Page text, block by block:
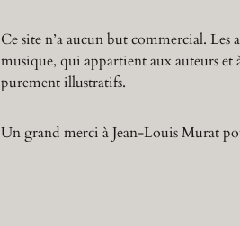
Ce site n’a aucun but commercial.
musique, qui appartient aux auteurs et
purement illustratifs.
Un grand merci à Jean-Louis Murat